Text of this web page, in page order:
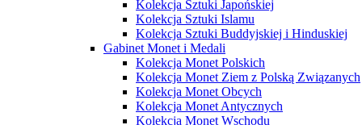
Kolekcja Sztuki Japońskiej
Kolekcja Sztuki Islamu
Kolekcja Sztuki Buddyjskiej i Hinduskiej
Gabinet Monet i Medali
Kolekcja Monet Polskich
Kolekcja Monet Ziem z Polską Związanych
Kolekcja Monet Obcych
Kolekcja Monet Antycznych
Kolekcja Monet Wschodu